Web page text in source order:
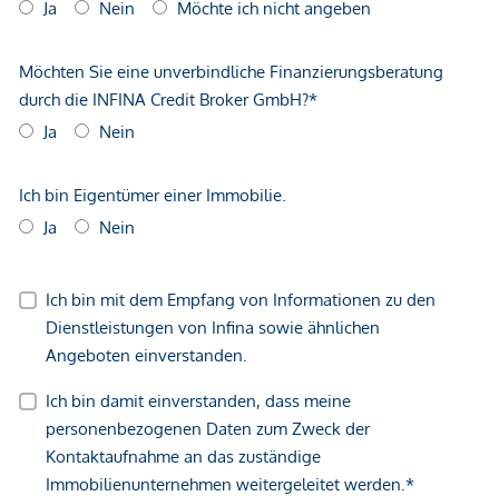
unverbindliche Vorabinformationen sind und daher ohne